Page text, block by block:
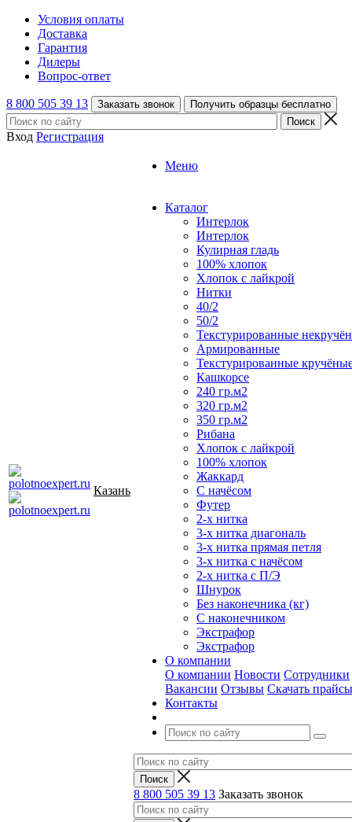
Условия оплаты
Доставка
Гарантия
Дилеры
Вопрос-ответ
8 800 505 39 13 Заказать звонок Получить образцы бесплатно
Вход Регистрация
Казань
Меню
Каталог
Интерлок
Интерлок
Кулирная гладь
100% хлопок
Хлопок с лайкрой
Нитки
40/2
50/2
Текстурированные
Армированные
Текстурированные
Кашкорсе
240 гр.м2
320 гр.м2
350 гр.м2
Рибана
Хлопок с лайкрой
100% хлопок
Жаккард
С начёсом
Футер
2-х нитка
3-х нитка диагональ
3-х нитка прямая петля
3-х нитка с начёсом
2-х нитка с П/Э
Шнурок
Без наконечника (кг)
С наконечником
Экстрафор
Экстрафор
О компании
О компании Новости Сотрудники
Вакансии Отзывы Скачать прайсы
Контакты
8 800 505 39 13 Заказать звонок